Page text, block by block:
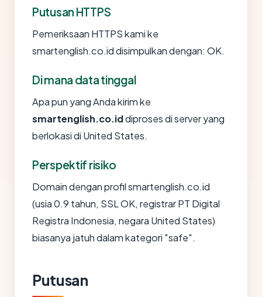
Putusan HTTPS
Pemeriksaan HTTPS kami ke
smartenglish.co.id disimpulkan dengan: OK.
Di mana data tinggal
Apa pun yang Anda kirim ke
smartenglish.co.iddiproses di server yang
berlokasi di United States.
Perspektif risiko
Domain dengan profil smartenglish.co.id
(usia 0.9 tahun, SSL OK, registrar PT Digital
Registra Indonesia, negara United States)
biasanya jatuh dalam kategori "safe".
Putusan